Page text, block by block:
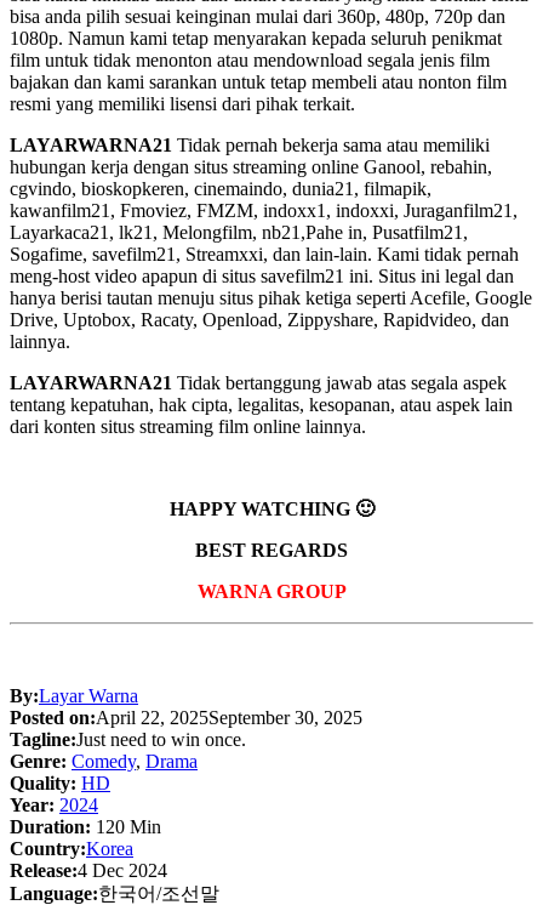
bisa anda pilih sesuai keinginan mulai dari 360p, 480p, 720p dan
1080p. Namun kami tetap menyarakan kepada seluruh penikmat
film untuk tidak menonton atau mendownload segala jenis film
bajakan dan kami sarankan untuk tetap membeli atau nonton film
resmi yang memiliki lisensi dari pihak terkait.
LAYARWARNA21 Tidak pernah bekerja sama atau memiliki
hubungan kerja dengan situs streaming online Ganool, rebahin,
cgvindo, bioskopkeren, cinemaindo, dunia21, filmapik,
kawanfilm21, Fmoviez, FMZM, indoxx1, indoxxi, Juraganfilm21,
Layarkaca21, lk21, Melongfilm, nb21,Pahe in, Pusatfilm21,
Sogafime, savefilm21, Streamxxi, dan lain-lain. Kami tidak pernah
meng-host video apapun di situs savefilm21 ini. Situs ini legal dan
hanya berisi tautan menuju situs pihak ketiga seperti Acefile, Google
Drive, Uptobox, Racaty, Openload, Zippyshare, Rapidvideo, dan
lainnya.
LAYARWARNA21 Tidak bertanggung jawab atas segala aspek
tentang kepatuhan, hak cipta, legalitas, kesopanan, atau aspek lain
dari konten situs streaming film online lainnya.
HAPPY WATCHING 🙂
BEST REGARDS
WARNA GROUP
By:Layar Warna
Posted on:April 22, 2025September 30, 2025
Tagline:Just need to win once.
Genre: Comedy, Drama
Quality: HD
Year: 2024
Duration: 120 Min
Country:Korea
Release:4 Dec 2024
Language:한국어/조선말